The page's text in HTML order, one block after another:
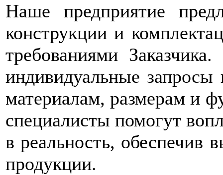
Наше предприятие
конструкции и
требованиями
индивидуальные
материалам, размерам и
специалисты помогут
в реальность, обеспечив
продукции.